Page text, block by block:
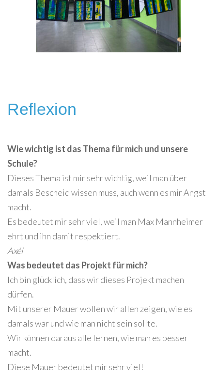
Reflexion
Wie wichtig ist das Thema für mich und unsere
Schule?
Dieses Thema ist mir sehr wichtig, weil man über
damals Bescheid wissen muss, auch wenn es mir Angst
macht.
Es bedeutet mir sehr viel, weil man Max Mannheimer
ehrt und ihn damit respektiert.
Axél
Was bedeutet das Projekt für mich?
Ich bin glücklich, dass wir dieses Projekt machen
dürfen.
Mit unserer Mauer wollen wir allen zeigen, wie es
damals war und wie man nicht sein sollte.
Wir können daraus alle lernen, wie man es besser
macht.
Diese Mauer bedeutet mir sehr viel!